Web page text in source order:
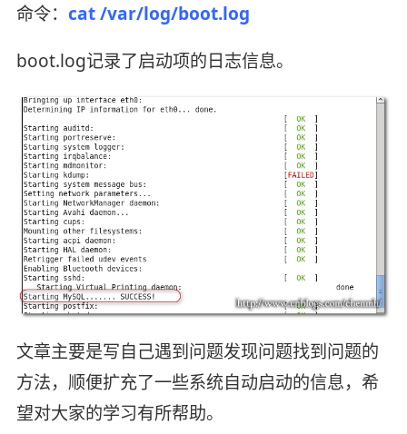
命令： cat /var/log/boot.log
boot.log记录了启动项的日志信息。
文章主要是写自己遇到问题发现问题找到问题的
方法，顺便扩充了一些系统自动启动的信息，希
望对大家的学习有所帮助。